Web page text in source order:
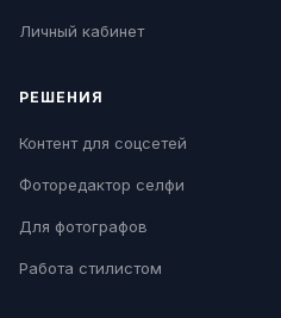
Личный кабинет
РЕШЕНИЯ
Контент для соцсетей
Фоторедактор селфи
Для фотографов
Работа стилистом